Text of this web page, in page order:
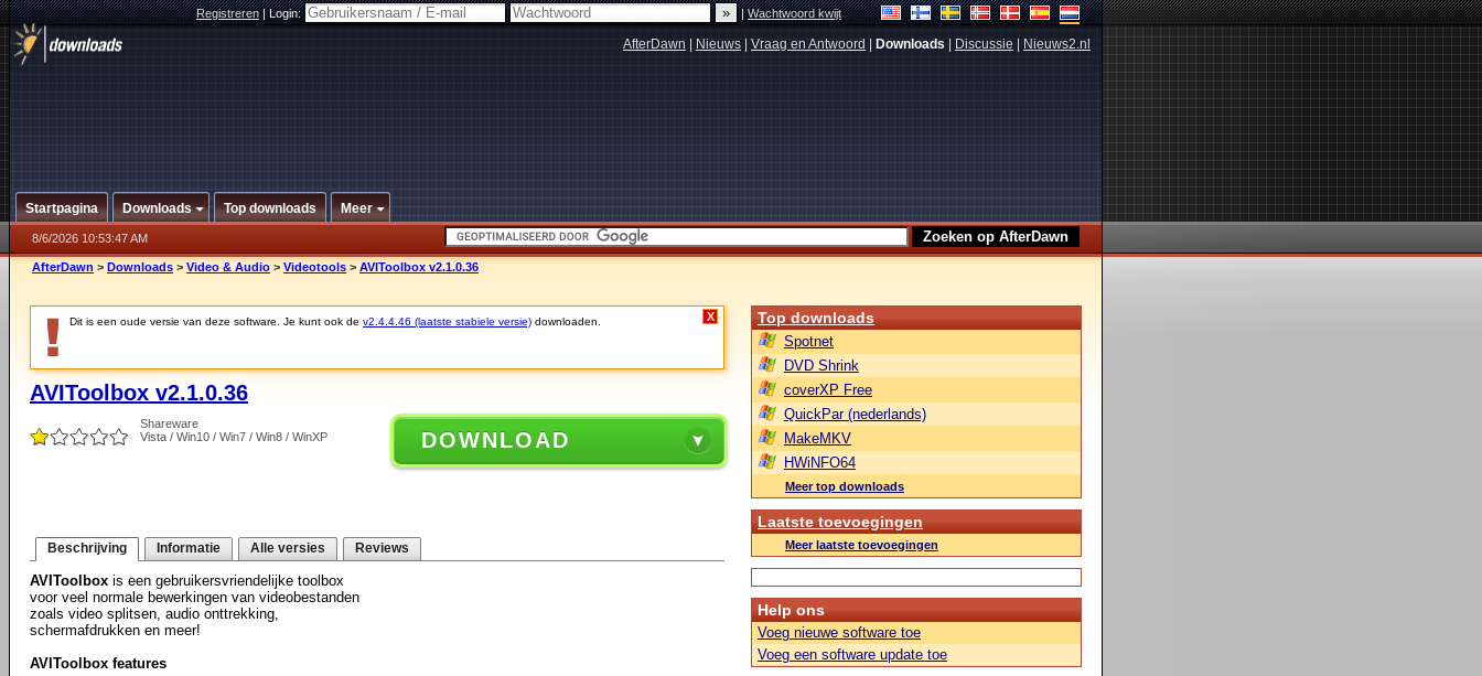
Registreren|Login: |Wachtwoord kwijt
AfterDawn Nieuws Vraag en Antwoord Downloads Discussie Nieuws2.nl
Startpagina Downloads Top downloads Meer
8/6/2026 10:53:47 AM
AfterDawn > Downloads > Video & Audio > Videotools > AVIToolbox v2.1.0.36
Dit is een oude versie van deze software. Je kunt ook de v2.4.4.46 (laatste stabiele versie) downloaden. X
AVIToolbox v2.1.0.36
Shareware
Vista / Win10 / Win7 / Win8 / WinXP
DOWNLOAD
Beschrijving Informatie Alle versies Reviews
AVIToolbox is een gebruikersvriendelijke toolbox
voor veel normale bewerkingen van videobestanden
zoals video splitsen, audio onttrekking,
schermafdrukken en meer!
AVIToolbox features
Top downloads
Spotnet
DVD Shrink
coverXP Free
QuickPar (nederlands)
MakeMKV
HWiNFO64
Meer top downloads
Laatste toevoegingen
Meer laatste toevoegingen
Help ons
Voeg nieuwe software toe
Voeg een software update toe